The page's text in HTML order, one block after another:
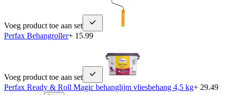
Voeg product toe aan set
Perfax Behangroller+ 15.99
Voeg product toe aan set
Perfax Ready & Roll Magic behanglijm vliesbehang 4,5 kg+ 29.49